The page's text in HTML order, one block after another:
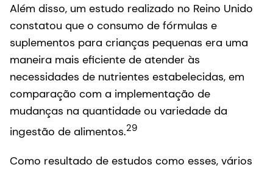
Além disso, um estudo realizado no Reino Unido
constatou que o consumo de fórmulas e
suplementos para crianças pequenas era uma
maneira mais eficiente de atender às
necessidades de nutrientes estabelecidas, em
comparação com a implementação de
mudanças na quantidade ou variedade da
ingestão de alimentos.29
Como resultado de estudos como esses, vários